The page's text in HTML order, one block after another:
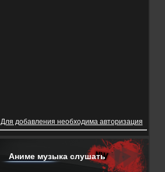
Для добавления необходима авторизация
Аниме музыка слушать